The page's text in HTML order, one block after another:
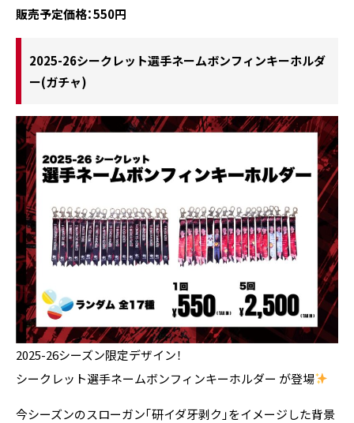
販売予定価格：550円
2025-26シークレット選手ネームボンフィンキーホルダ
ー(ガチャ)
2025-26シーズン限定デザイン！
シークレット選手ネームボンフィンキーホルダー が登場
今シーズンのスローガン「研イダ牙剥ク」をイメージした背景